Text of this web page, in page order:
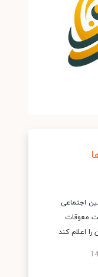
اجتماعی
معوقات
را اعلام کند